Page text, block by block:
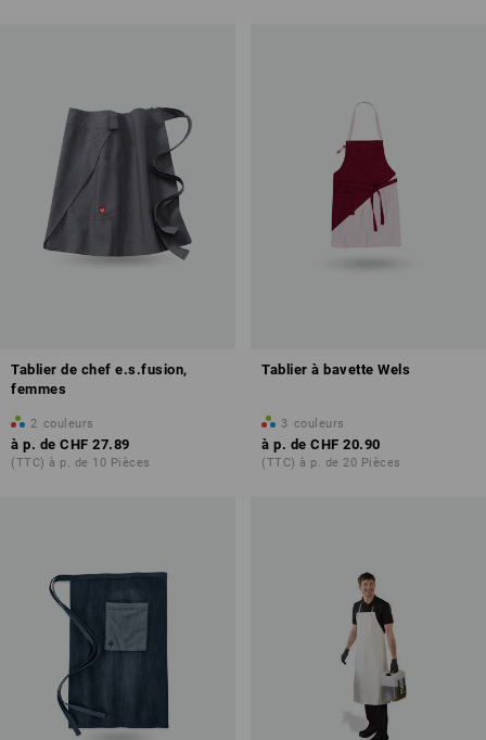
Tablier de chef e.s.fusion,
femmes
2 couleurs
à p. de CHF 27.89
(TTC) à p. de 10 Pièces
Tablier à bavette Wels
3 couleurs
à p. de CHF 20.90
(TTC) à p. de 20 Pièces